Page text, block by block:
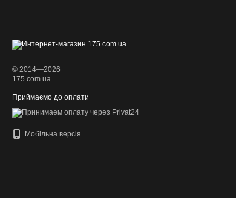
© 2014—2026
175.com.ua
Приймаємо до оплати
Мобільна версія